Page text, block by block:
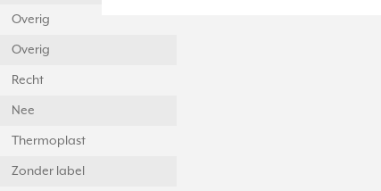
Overig
Overig
Recht
Nee
Thermoplast
Zonder label